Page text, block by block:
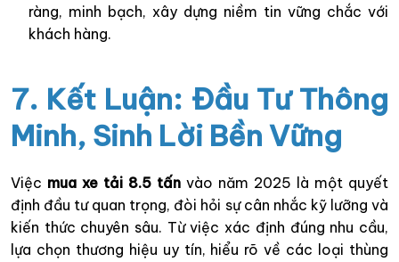
ràng, minh bạch, xây dựng niềm tin vững chắc với
khách hàng.
7. Kết Luận: Đầu Tư Thông
Minh, Sinh Lời Bền Vững
Việc mua xe tải 8.5 tấn vào năm 2025 là một quyết
định đầu tư quan trọng, đòi hỏi sự cân nhắc kỹ lưỡng và
kiến thức chuyên sâu. Từ việc xác định đúng nhu cầu,
lựa chọn thương hiệu uy tín, hiểu rõ về các loại thùng